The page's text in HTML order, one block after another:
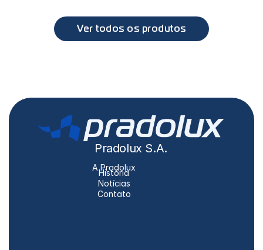
Ver todos os produtos
Pradolux S.A.
A Pradolux
História
Notícias
Contato